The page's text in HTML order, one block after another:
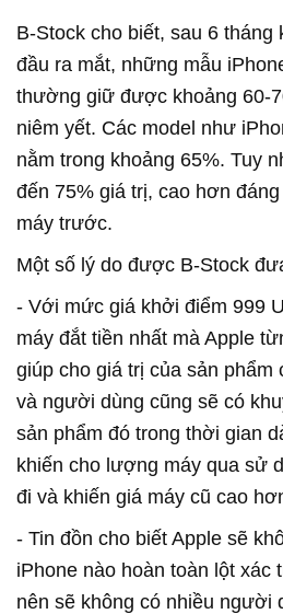
B-Stock cho biết, sau 6
đầu ra mắt, những mẫu
thường giữ được khoảng 60-
niêm yết. Các model như
nằm trong khoảng 65%. Tuy
đến 75% giá trị, cao hơn
máy trước.
Một số lý do được B-Stock
- Với mức giá khởi điểm 999
máy đắt tiền nhất mà Apple
giúp cho giá trị của sản phẩm
và người dùng cũng sẽ có
sản phẩm đó trong thời gian
khiến cho lượng máy qua sử
đi và khiến giá máy cũ cao
- Tin đồn cho biết Apple sẽ
iPhone nào hoàn toàn lột xác
nên sẽ không có nhiều người